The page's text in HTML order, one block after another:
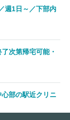
週1日～／下部内
次第帰宅可能・
心部の駅近クリニ